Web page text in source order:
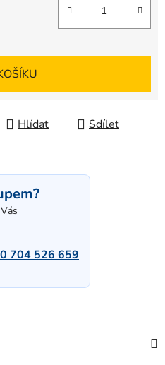
Hlídat Sdílet
704 526 659